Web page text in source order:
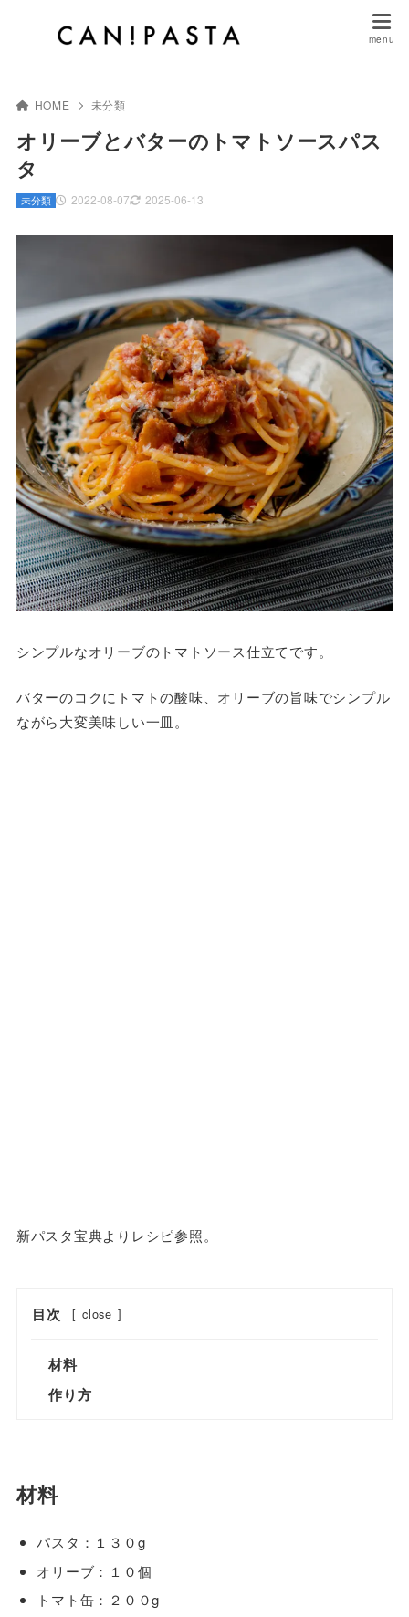
HOME 未分類
オリーブとバターのトマトソースパス
タ
2022-08-07 2025-06-13
未分類
シンプルなオリーブのトマトソース仕立てです。
バターのコクにトマトの酸味、オリーブの旨味でシンプル
ながら大変美味しい一皿。
新パスタ宝典よりレシピ参照。
目次 [ close ]
材料
作り方
材料
パスタ：１３０g
オリーブ：１０個
トマト缶：２００g